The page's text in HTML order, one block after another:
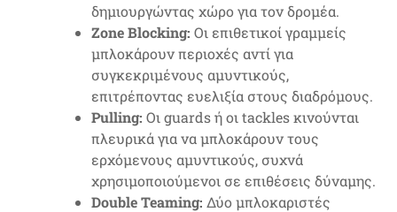
δημιουργώντας χώρο για τον δρομέα.
Zone Blocking: Οι επιθετικοί γραμμείς
μπλοκάρουν περιοχές αντί για
συγκεκριμένους αμυντικούς,
επιτρέποντας ευελιξία στους διαδρόμους.
Pulling: Οι guards ή οι tackles κινούνται
πλευρικά για να μπλοκάρουν τους
ερχόμενους αμυντικούς, συχνά
χρησιμοποιούμενοι σε επιθέσεις δύναμης.
Double Teaming: Δύο μπλοκαριστές